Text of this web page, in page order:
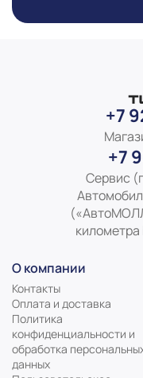
+7
+7
Сервис
О компании
Контакты
Оплата и доставка
Политика
конфиденциальности и
обработка
данных